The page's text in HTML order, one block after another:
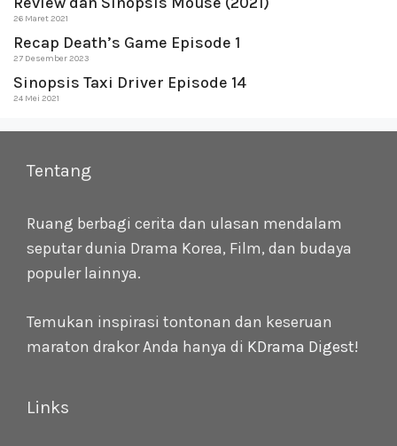
26 Maret 2021
Recap Death’s Game Episode 1
27 Desember 2023
Sinopsis Taxi Driver Episode 14
24 Mei 2021
Tentang
Ruang berbagi cerita dan ulasan mendalam
seputar dunia Drama Korea, Film, dan budaya
populer lainnya.
Temukan inspirasi tontonan dan keseruan
maraton drakor Anda hanya di KDrama Digest!
Links